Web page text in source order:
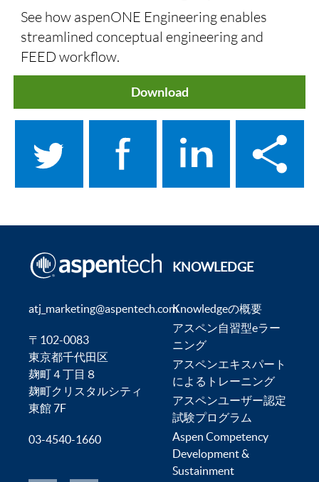
See how aspenONE Engineering enables
streamlined conceptual engineering and
FEED workflow.
Download
atj_marketing@aspentech.com
〒102-0083
東京都千代田区
麹町４丁目８
麹町クリスタルシティ
東館 7F
03-4540-1660
KNOWLEDGE
Knowledgeの概要
アスペン自習型eラー
ニング
アスペンエキスパート
によるトレーニング
アスペンユーザー認定
試験プログラム
Aspen Competency
Development &
Sustainment